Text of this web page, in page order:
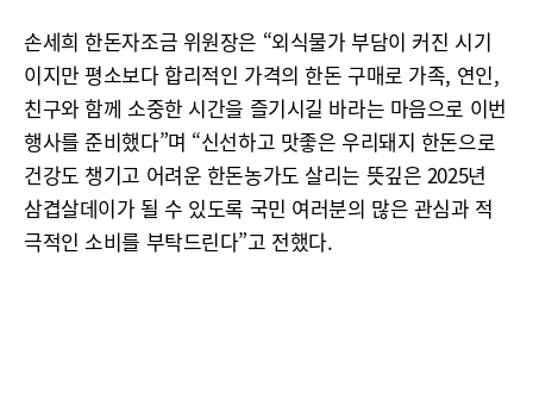
손세희 한돈자조금 위원장은 “외식물가 부담이 커진 시기
이지만 평소보다 합리적인 가격의 한돈 구매로 가족, 연인,
친구와 함께 소중한 시간을 즐기시길 바라는 마음으로 이번
행사를 준비했다”며 “신선하고 맛좋은 우리돼지 한돈으로
건강도 챙기고 어려운 한돈농가도 살리는 뜻깊은 2025년
삼겹살데이가 될 수 있도록 국민 여러분의 많은 관심과 적
극적인 소비를 부탁드린다”고 전했다.